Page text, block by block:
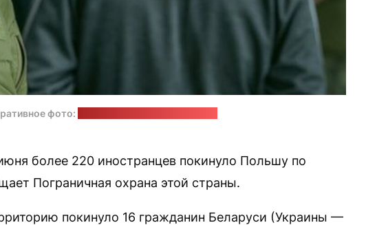
фото:
более 220 иностранцев покинуло Польшу по
Пограничная охрана этой страны.
покинуло 16 гражданин Беларуси (Украины —